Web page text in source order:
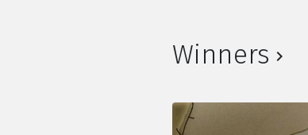
Winners